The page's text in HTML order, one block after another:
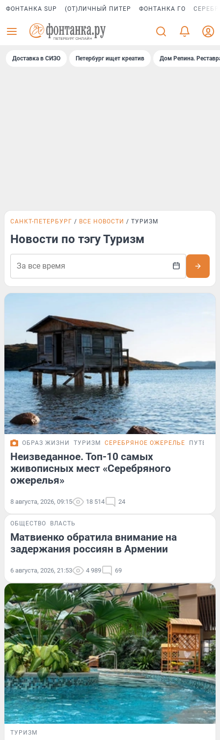
ФОНТАНКА SUP (ОТ)ЛИЧНЫЙ ПИТЕР ФОНТАНКА ГО
Доставка в СИЗО Петербург ищет креатив Дом Репина.
САНКТ-ПЕТЕРБУРГ ВСЕ НОВОСТИ ТУРИЗМ
Новости по тэгу Туризм
ОБРАЗ ЖИЗНИ ТУРИЗМ СЕРЕБРЯНОЕ ОЖЕРЕЛЬЕ
Неизведанное. Топ-10 самых
живописных мест «Серебряного
ожерелья»
8 августа, 2026, 09:15 18 514 24
ОБЩЕСТВО ВЛАСТЬ
Матвиенко обратила внимание на
задержания россиян в Армении
6 августа, 2026, 21:53 4 989 69
ТУРИЗМ